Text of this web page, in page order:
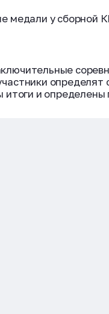
медали у сборной
определят
итоги и